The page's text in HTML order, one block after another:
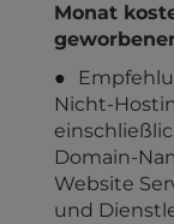
Monat
Nicht-
Domain-
Website
und